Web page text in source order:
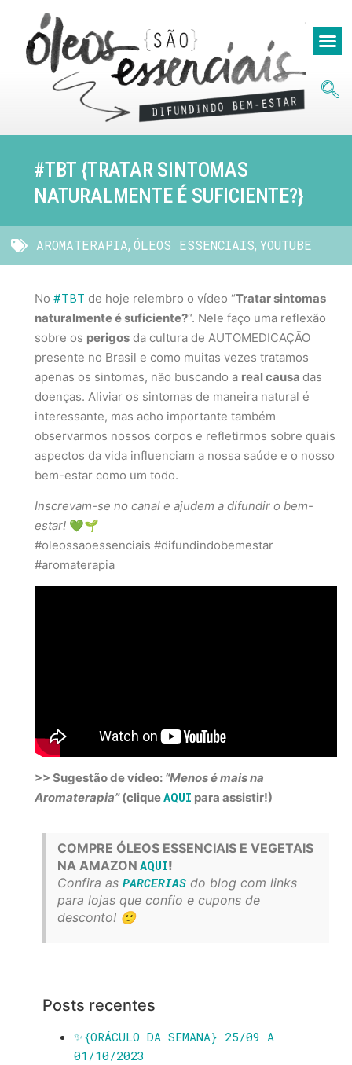
#TBT {TRATAR SINTOMAS
NATURALMENTE É SUFICIENTE?}
AROMATERAPIA, ÓLEOS ESSENCIAIS, YOUTUBE
No #TBT de hoje relembro o vídeo “Tratar sintomas
naturalmente é suficiente?“. Nele faço uma reflexão
sobre os perigos da cultura de AUTOMEDICAÇÃO
presente no Brasil e como muitas vezes tratamos
apenas os sintomas, não buscando a real causa das
doenças. Aliviar os sintomas de maneira natural é
interessante, mas acho importante também
observarmos nossos corpos e refletirmos sobre quais
aspectos da vida influenciam a nossa saúde e o nosso
bem-estar como um todo.
Inscrevam-se no canal e ajudem a difundir o bem-
estar! 💚🌱
#oleossaoessenciais #difundindobemestar
#aromaterapia
>> Sugestão de vídeo: “Menos é mais na
Aromaterapia”(cliqueAQUI para assistir!)
COMPRE ÓLEOS ESSENCIAIS E VEGETAIS
NA AMAZON AQUI!
Confira as PARCERIAS do blog com links
para lojas que confio e cupons de
desconto! 🙂
Posts recentes
✨️{ORÁCULO DA SEMANA} 25/09 A
01/10/2023